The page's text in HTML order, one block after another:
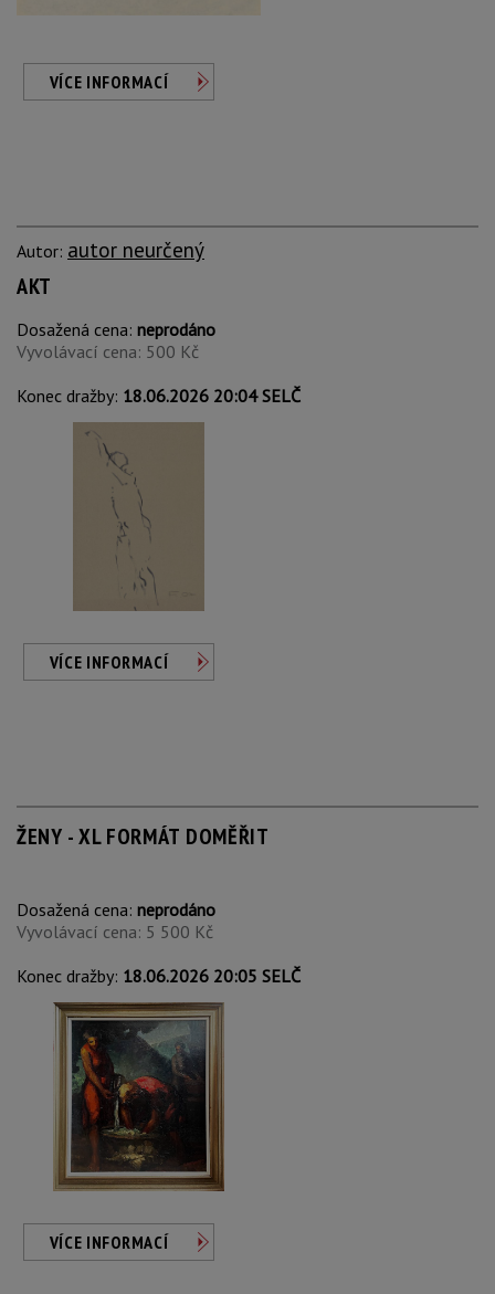
VÍCE INFORMACÍ
Autor: autor neurčený
AKT
Dosažená cena: neprodáno
Vyvolávací cena: 500 Kč
Konec dražby: 18.06.2026 20:04 SELČ
VÍCE INFORMACÍ
ŽENY - XL FORMÁT DOMĚŘIT
Dosažená cena: neprodáno
Vyvolávací cena: 5 500 Kč
Konec dražby: 18.06.2026 20:05 SELČ
VÍCE INFORMACÍ